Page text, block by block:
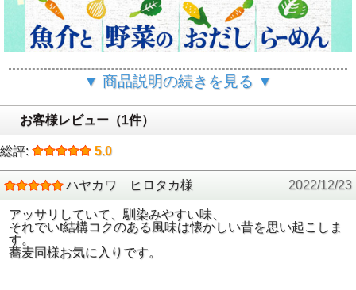
▼ 商品説明の続きを見る ▼
お客様レビュー（1件）
総評: 5.0
ハヤカワ ヒロタカ様 2022/12/23
アッサリしていて、馴染みやすい味、
それでいt結構コクのある風味は懐かしい昔を思い起こしま
す。
蕎麦同様お気に入りです。